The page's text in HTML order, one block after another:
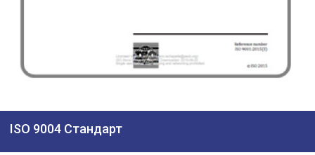
ISO 9004 Стандарт